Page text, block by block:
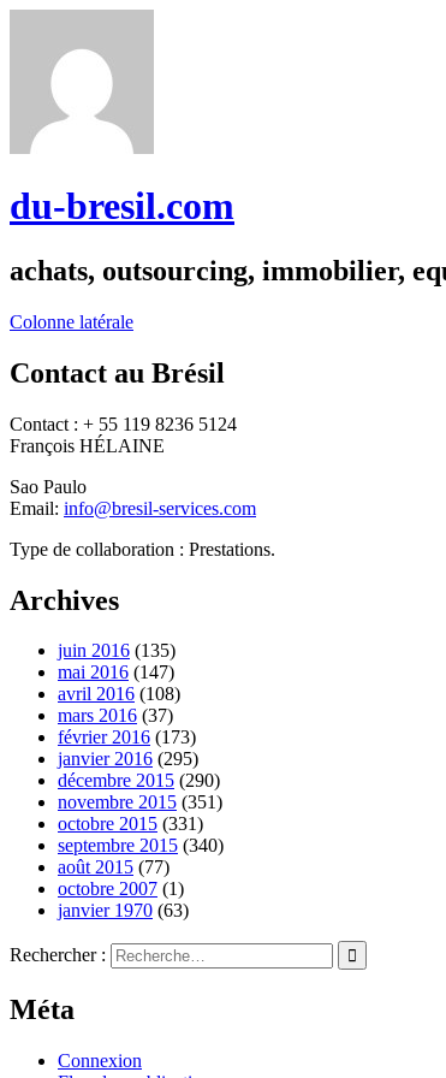
du-bresil.com
achats, outsourcing, immobilier,
Colonne latérale
Contact au Brésil
Contact : + 55 119 8236 5124
François HÉLAINE
Sao Paulo
Email: info@bresil-services.com
Type de collaboration : Prestations.
Archives
juin 2016 (135)
mai 2016 (147)
avril 2016 (108)
mars 2016 (37)
février 2016 (173)
janvier 2016 (295)
décembre 2015 (290)
novembre 2015 (351)
octobre 2015 (331)
septembre 2015 (340)
août 2015 (77)
octobre 2007 (1)
janvier 1970 (63)
Rechercher :
Méta
Connexion